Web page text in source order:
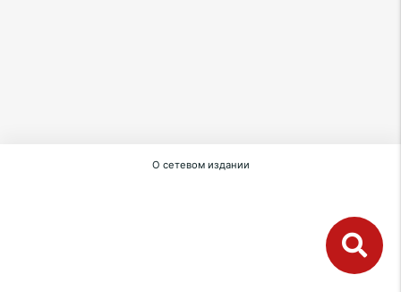
О сетевом издании